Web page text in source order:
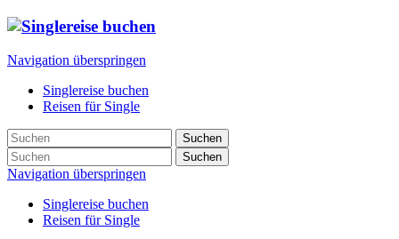
Navigation überspringen
Singlereise buchen
Reisen für Single
Suchen
Suchen
Navigation überspringen
Singlereise buchen
Reisen für Single